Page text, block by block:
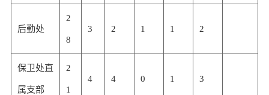
后勤处
2
8
3 2 1 1 2
保卫处直
属支部
2
1
4 4 0 1 3